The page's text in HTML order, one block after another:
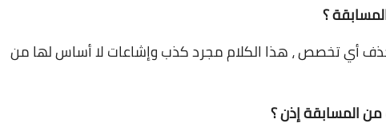
أي تخصص ، هذا الكلام مجرد كذب وإشاعات لا أساس لها من